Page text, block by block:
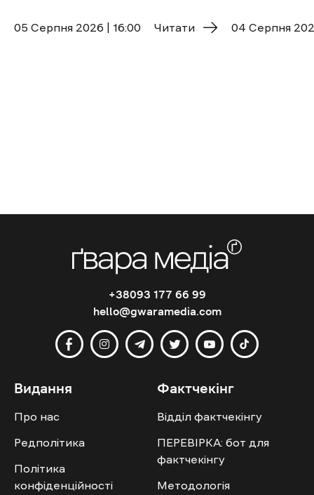
05 Cерпня 2026 | 16:00 Читати 04 Cерпня
+38093 177 66 99
hello@gwaramedia.com
Видання
Про нас
Редполітика
Політика
конфіденційності
Фактчекінг
Відділ фактчекінгу
ПЕРЕВІРКА: бот для
фактчекінгу
Методологія